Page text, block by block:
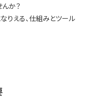
ーム体験型）
か？
りえる、仕組みとツール